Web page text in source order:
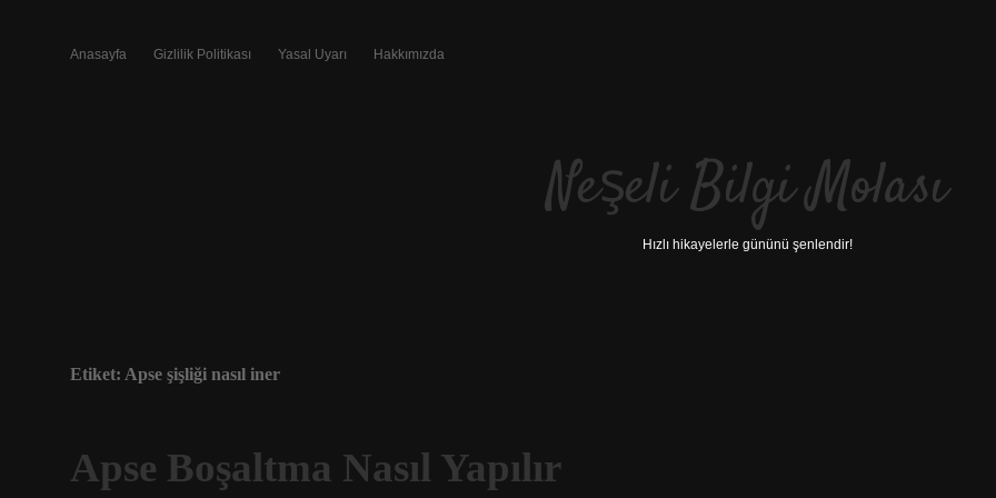
Anasayfa Gizlilik Politikası Yasal Uyarı Hakkımızda
Neşeli Bilgi Molası
Hızlı hikayelerle gününü şenlendir!
Etiket: Apse şişliği nasıl iner
Apse Boşaltma Nasıl Yapılır